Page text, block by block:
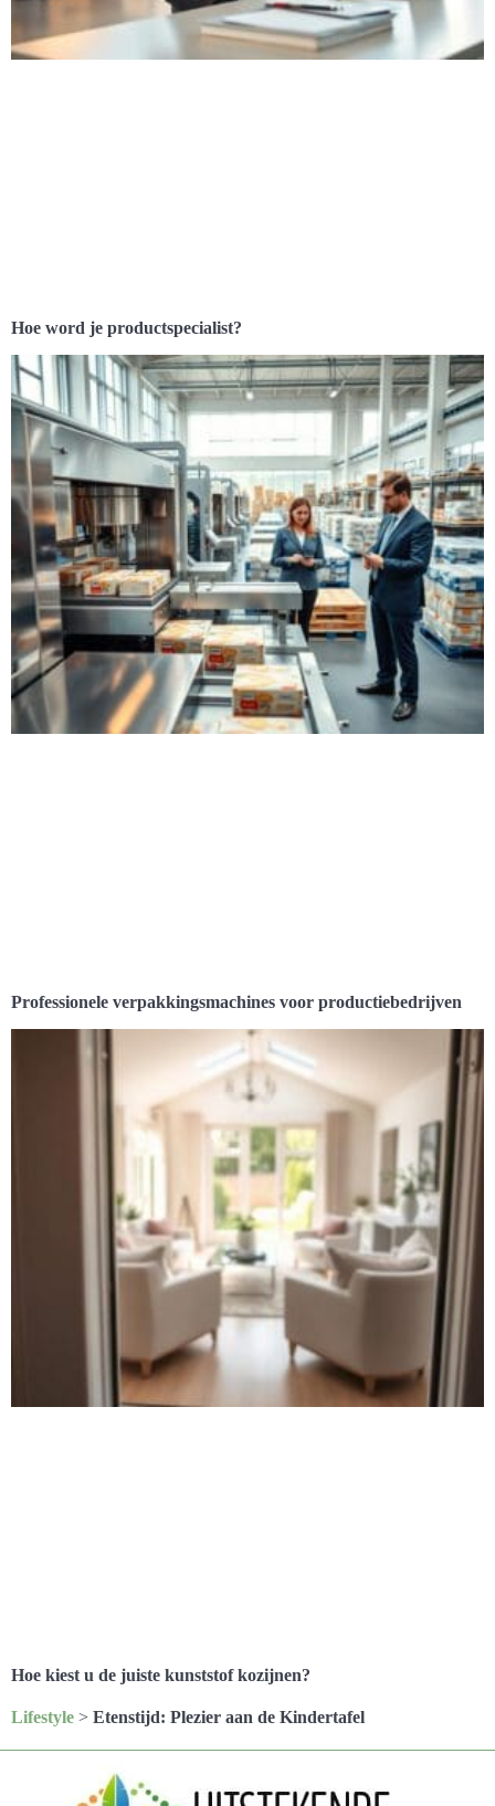
Hoe word je productspecialist?
Professionele verpakkingsmachines voor productiebedrijven
Hoe kiest u de juiste kunststof kozijnen?
Lifestyle > Etenstijd: Plezier aan de Kindertafel